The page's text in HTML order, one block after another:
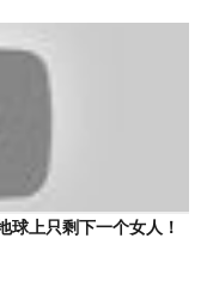
球上只剩下一个女人！